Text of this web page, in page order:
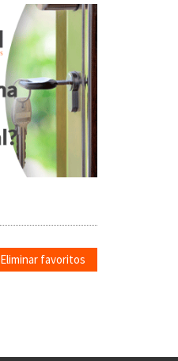
Eliminar favoritos